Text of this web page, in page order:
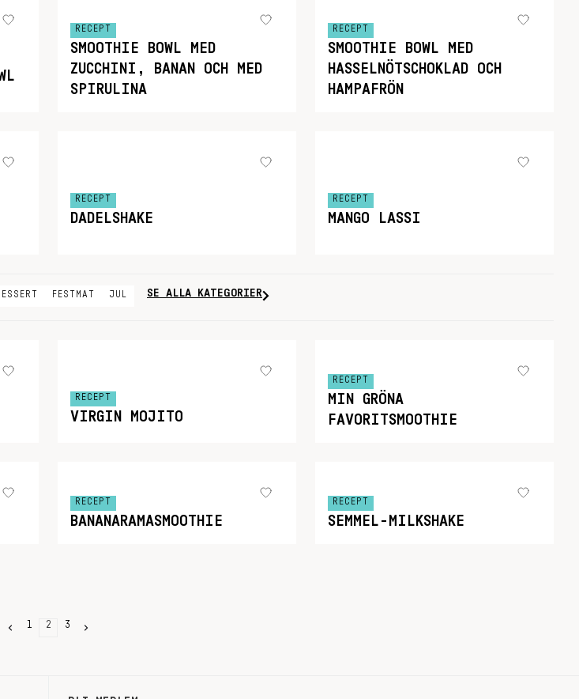
RECEPT
SMOOTHIE BOWL MED
ZUCCHINI, BANAN OCH MED
SPIRULINA
RECEPT
SMOOTHIE BOWL MED
HASSELNÖTSCHOKLAD OCH
HAMPAFRÖN
RECEPT
DADELSHAKE
RECEPT
MANGO LASSI
FESTMAT JUL SE ALLA KATEGORIER
RECEPT
VIRGIN MOJITO
RECEPT
MIN GRÖNA
FAVORITSMOOTHIE
RECEPT
BANANARAMASMOOTHIE
RECEPT
SEMMEL-MILKSHAKE
1 2 3